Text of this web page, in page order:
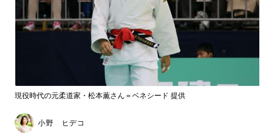
現役時代の元柔道家・松本薫さん＝ベネシード 提供
小野 ヒデコ